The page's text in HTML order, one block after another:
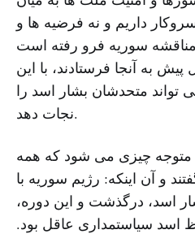
داریم و نه فرضیه ها و
مناقشه سوریه فرو رفته است
پیش به آنجا فرستادند، با این
تواند متحدشان بشار اسد را
نجات دهد.
متوجه چیزی می شود که همه
و آن اینکه: رژیم سوریه با
اسد، درگذشت و این دوره،
اسد سیاستمداری عاقل بود.